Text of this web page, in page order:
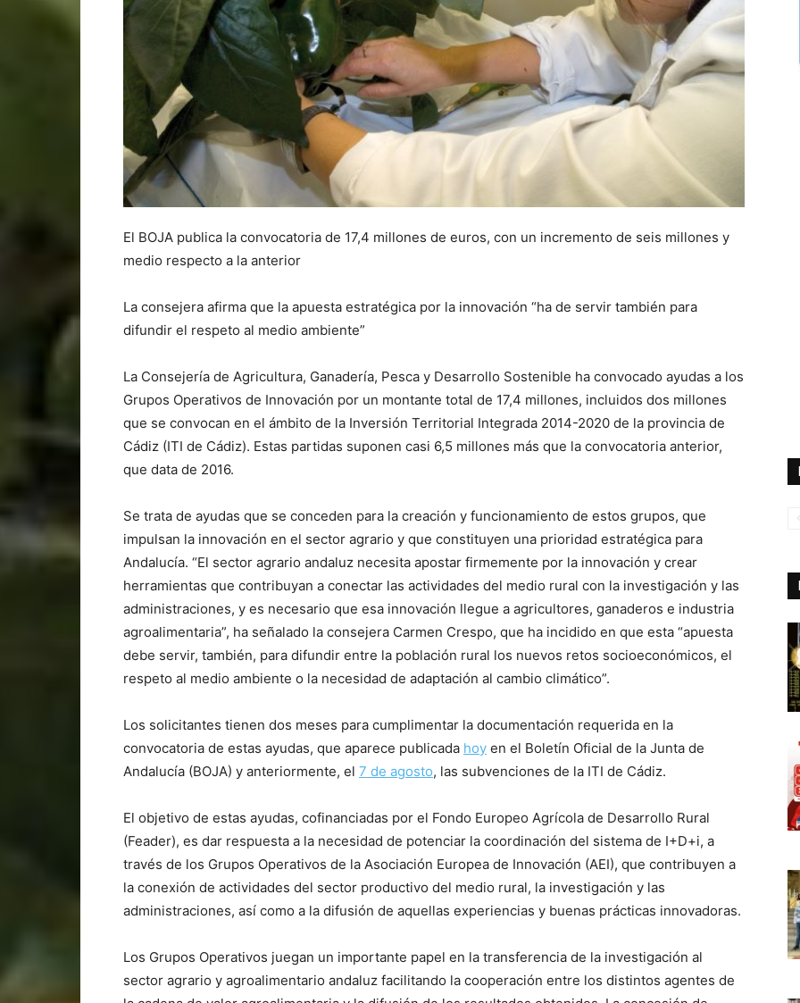
El BOJA publica la convocatoria de 17,4 millones de euros, con un incremento de seis millones y
medio respecto a la anterior
La consejera afirma que la apuesta estratégica por la innovación “ha de servir también para
difundir el respeto al medio ambiente”
La Consejería de Agricultura, Ganadería, Pesca y Desarrollo Sostenible ha convocado ayudas a los
Grupos Operativos de Innovación por un montante total de 17,4 millones, incluidos dos millones
que se convocan en el ámbito de la Inversión Territorial Integrada 2014-2020 de la provincia de
Cádiz (ITI de Cádiz). Estas partidas suponen casi 6,5 millones más que la convocatoria anterior,
que data de 2016.
Se trata de ayudas que se conceden para la creación y funcionamiento de estos grupos, que
impulsan la innovación en el sector agrario y que constituyen una prioridad estratégica para
Andalucía. “El sector agrario andaluz necesita apostar firmemente por la innovación y crear
herramientas que contribuyan a conectar las actividades del medio rural con la investigación y las
administraciones, y es necesario que esa innovación llegue a agricultores, ganaderos e industria
agroalimentaria”, ha señalado la consejera Carmen Crespo, que ha incidido en que esta “apuesta
debe servir, también, para difundir entre la población rural los nuevos retos socioeconómicos, el
respeto al medio ambiente o la necesidad de adaptación al cambio climático”.
Los solicitantes tienen dos meses para cumplimentar la documentación requerida en la
convocatoria de estas ayudas, que aparece publicada hoy en el Boletín Oficial de la Junta de
Andalucía (BOJA) y anteriormente, el 7 de agosto, las subvenciones de la ITI de Cádiz.
El objetivo de estas ayudas, cofinanciadas por el Fondo Europeo Agrícola de Desarrollo Rural
(Feader), es dar respuesta a la necesidad de potenciar la coordinación del sistema de I+D+i, a
través de los Grupos Operativos de la Asociación Europea de Innovación (AEI), que contribuyen a
la conexión de actividades del sector productivo del medio rural, la investigación y las
administraciones, así como a la difusión de aquellas experiencias y buenas prácticas innovadoras.
Los Grupos Operativos juegan un importante papel en la transferencia de la investigación al
sector agrario y agroalimentario andaluz facilitando la cooperación entre los distintos agentes de